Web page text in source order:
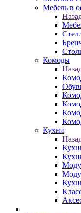
Мебель в
Комоды
Кухни